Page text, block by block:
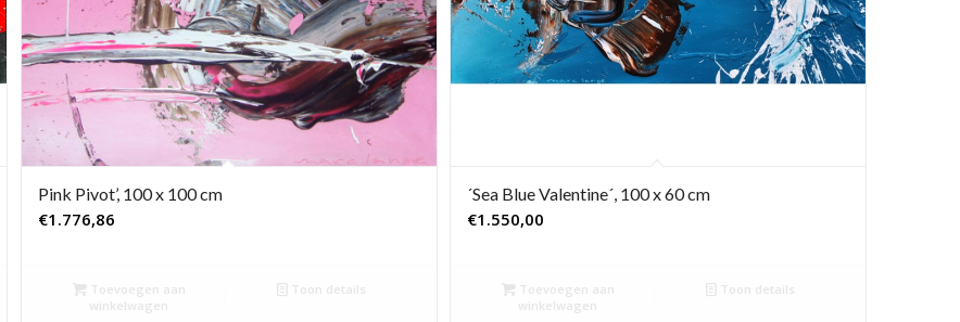
Pink Pivot’, 100 x 100 cm
€1.776,86
Toevoegen aan
winkelwagen
Toon details
´Sea Blue Valentine´, 100 x 60 cm
€1.550,00
Toevoegen aan
winkelwagen
Toon details